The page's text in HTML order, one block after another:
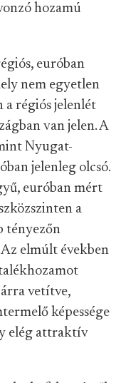
hozamú
euróban
nem egyetlen
a régiós jelenlét
van jelen. A
Nyugat-
jelenleg olcsó.
euróban mért
a
tényezőn
elmúlt években
vetítve,
képessége
elég attraktív